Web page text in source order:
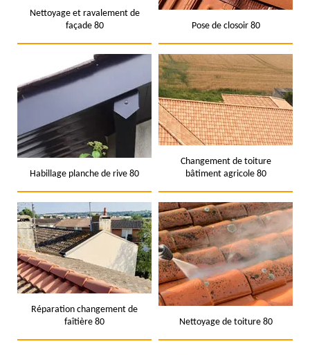
Nettoyage et ravalement de
façade 80
Pose de closoir 80
Habillage planche de rive 80
Changement de toiture
bâtiment agricole 80
Réparation changement de
faîtière 80
Nettoyage de toiture 80